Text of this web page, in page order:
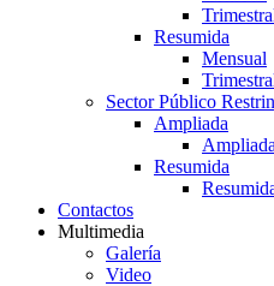
Resumida
Mensual
Sector Público
Ampliada
Resumida
Contactos
Multimedia
Galería
Video